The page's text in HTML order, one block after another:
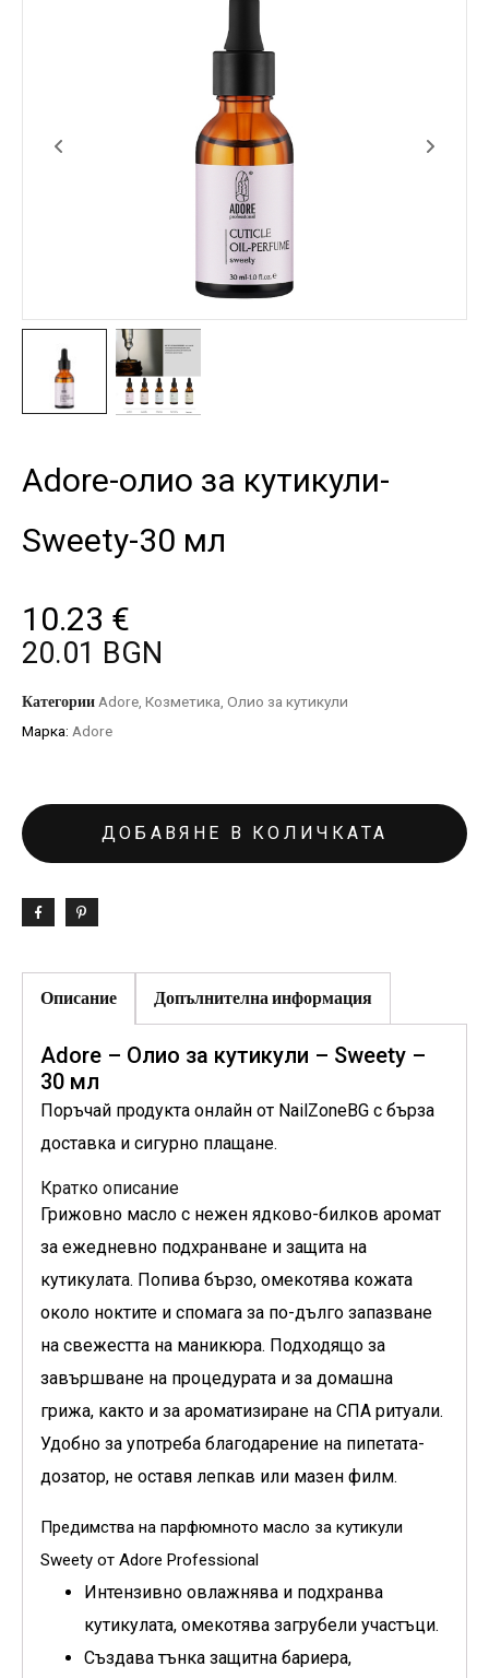
Adore-олио за кутикули-
Sweety-30 мл
10.23 €
20.01 BGN
Категории Adore Козметика Олио за кутикули
Марка: Adore
ДОБАВЯНЕ В КОЛИЧКАТА
Описание Допълнителна информация
Adore – Олио за кутикули – Sweety –
30 мл
Поръчай продукта онлайн от NailZoneBG с бърза
доставка и сигурно плащане.
Кратко описание
Грижовно масло с нежен ядково-билков аромат
за ежедневно подхранване и защита на
кутикулата. Попива бързо, омекотява кожата
около ноктите и спомага за по-дълго запазване
на свежестта на маникюра. Подходящо за
завършване на процедурата и за домашна
грижа, както и за ароматизиране на СПА ритуали.
Удобно за употреба благодарение на пипетата-
дозатор, не оставя лепкав или мазен филм.
Предимства на парфюмното масло за кутикули
Sweety от Adore Professional
Интензивно овлажнява и подхранва
кутикулата, омекотява загрубели участъци.
Създава тънка защитна бариера,